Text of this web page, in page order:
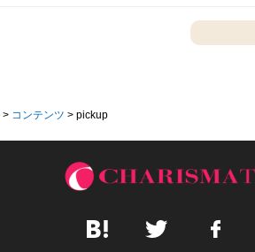
> コンテンツ > pickup